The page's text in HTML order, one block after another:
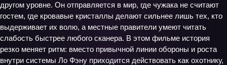
другом уровне. Он отправляется в мир, где чужака не считают
гостем, где кровавые кристаллы делают сильнее лишь тех, кто
выдерживает их волю, а местные правители умеют читать
слабость быстрее любого сканера. В этом фильме история
резко меняет ритм: вместо привычной линии обороны и роста
внутри системы Ло Фэну приходится действовать как охотнику,